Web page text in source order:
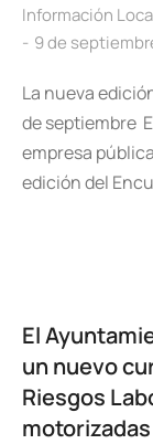
Información
9 de
La nueva
de septiembre
empresa
edición del
El
un nuevo
Riesgos
motorizadas